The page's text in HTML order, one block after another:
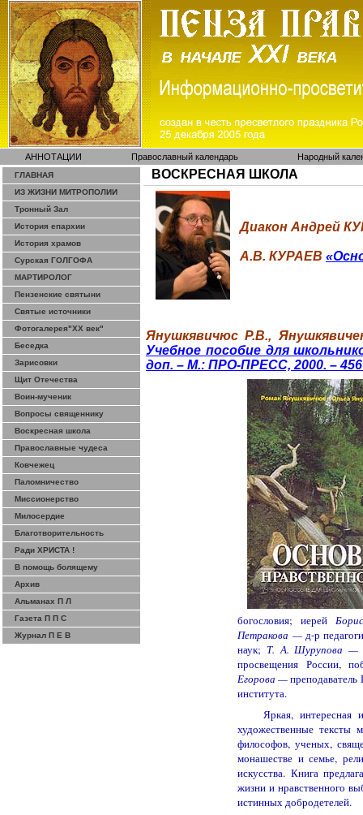
АННОТАЦИИ Православный календарь Народный
ГЛАВНАЯ
ИЗ ЖИЗНИ МИТРОПОЛИИ
Тронный Зал
История епархии
История храмов
Сурская ГОЛГОФА
МАРТИРОЛОГ
Пензенские святыни
Святые источники
Фотогалерея"ХХ век"
Беседка
Зарисовки
Щит Отечества
Воин-мученик
Вопросы священнику
Воскресная школа
Православные чудеса
Ковчежец
Паломничество
Миссионерство
Милосердие
Благотворительность
Ради ХРИСТА !
В помощь болящему
Архив
Альманах П Л
Газета П П С
Журнал П Е В
ВОСКРЕСНАЯ ШКОЛА
Диакон Андрей
А.В. КУРАЕВ
Янушкявичюс Р.В.,
Учебное пособие для
доп. – М.: ПРО-ПРЕСС, 2000. –
богословия; иерей
Петракова — д-р
наук; Т. А.Шурупова —
просвещения России,
Егорова —
института.
Яркая, интересная
художественные тексты
философов, ученых,
монашестве и семье,
искусства. Книга
жизни и нравственного
истинных добродетелей.